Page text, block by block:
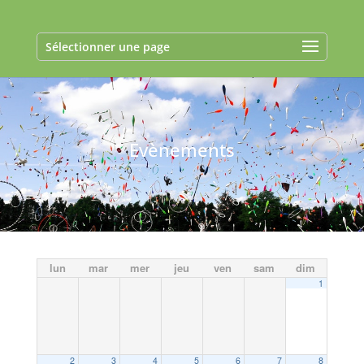
Sélectionner une page
Evènements
lun mar mer jeu ven sam dim
1
2 3 4 5 6 7 8